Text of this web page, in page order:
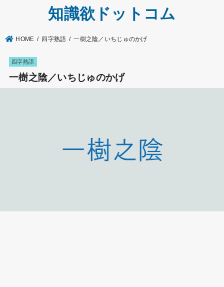
知識欲ドットコム
HOME 四字熟語 一樹之陰／いちじゅのかげ
四字熟語
一樹之陰／いちじゅのかげ